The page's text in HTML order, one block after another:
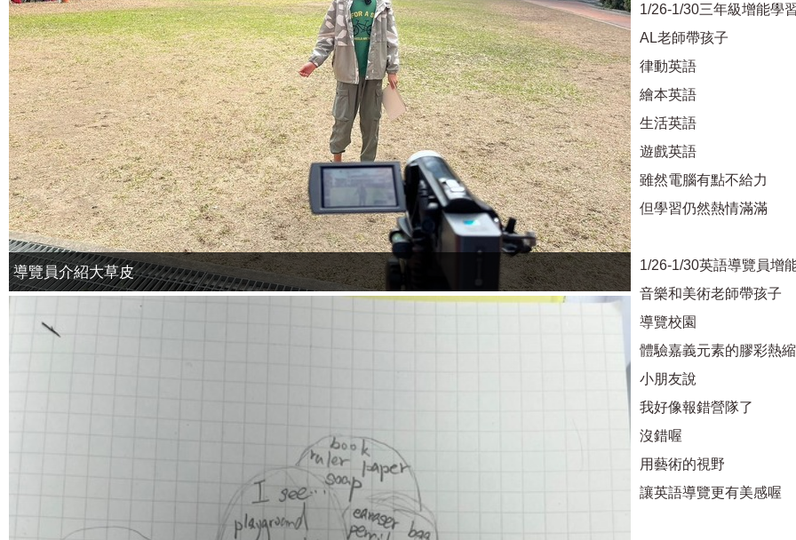
導覽員介紹大草皮
1/26-1/30三年級增能學
AL老師帶孩子
律動英語
繪本英語
生活英語
遊戲英語
雖然電腦有點不給力
但學習仍然熱情滿滿
1/26-1/30英語導覽員增
音樂和美術老師帶孩子
導覽校園
體驗嘉義元素的膠彩熱
小朋友說
我好像報錯營隊了
沒錯喔
用藝術的視野
讓英語導覽更有美感喔